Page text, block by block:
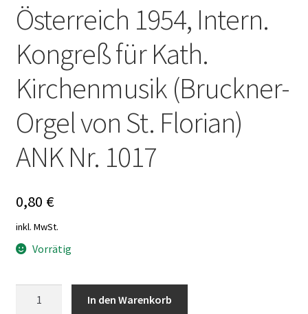
Österreich 1954, Intern.
Kongreß für Kath.
Kirchenmusik (Bruckner-
Orgel von St. Florian)
ANK Nr. 1017
0,80 €
inkl. MwSt.
Vorrätig
In den Warenkorb